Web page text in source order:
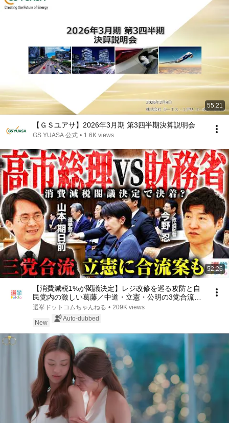
55:21
【ＧＳユアサ】2026年3月期 第3四半期決算説明会
GS YUASA 公式 • 1.6K views
52:26
【消費減税1%が閣議決定】レジ改修を巡る攻防と自
民党内の激しい葛藤／中道・立憲・公明の3党合流構
想に浮上した「第4の選択肢」とは？【今野忍×山本
期日前】｜選挙ドットコム
選挙ドットコムちゃんねる • 209K views
New
Auto-dubbed